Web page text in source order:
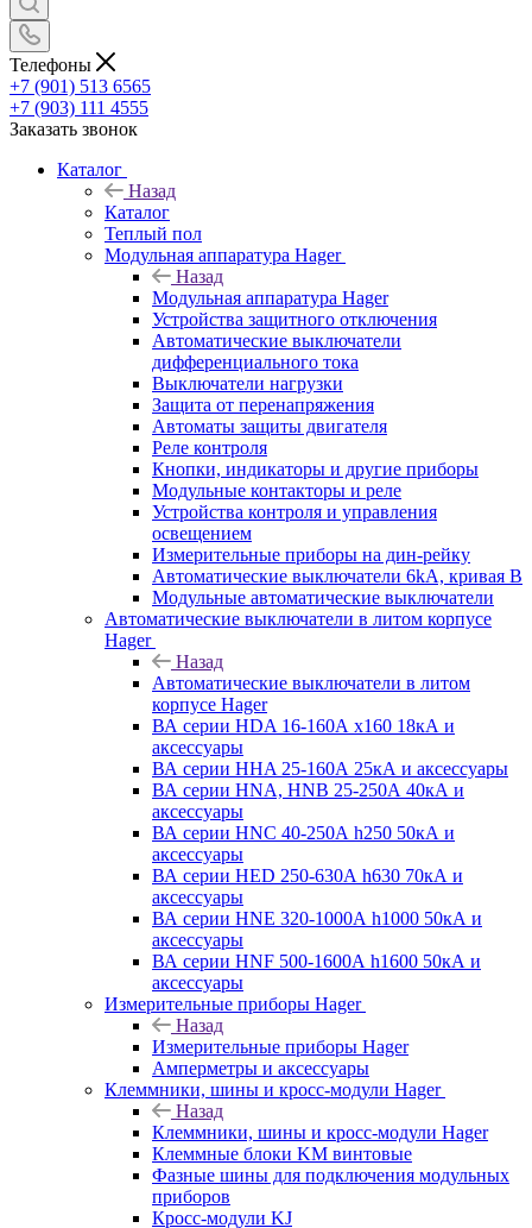
Телефоны
+7 (901) 513 6565
+7 (903) 111 4555
Заказать звонок
Каталог
Назад
Каталог
Теплый пол
Модульная аппаратура Hager
Назад
Модульная аппаратура Hager
Устройства защитного отключения
Автоматические выключатели
дифференциального тока
Выключатели нагрузки
Защита от перенапряжения
Автоматы защиты двигателя
Реле контроля
Кнопки, индикаторы и другие приборы
Модульные контакторы и реле
Устройства контроля и управления
освещением
Измерительные приборы на дин-рейку
Автоматические выключатели 6kA, кривая В
Модульные автоматические выключатели
Автоматические выключатели в литом корпусе
Hager
Назад
Автоматические выключатели в литом
корпусе Hager
ВА серии HDA 16-160А x160 18кА и
аксессуары
ВА серии HHA 25-160А 25кА и аксессуары
ВА серии HNA, HNB 25-250А 40кА и
аксессуары
ВА серии HNC 40-250А h250 50кА и
аксессуары
ВА серии HED 250-630А h630 70кА и
аксессуары
ВА серии HNE 320-1000А h1000 50кА и
аксессуары
ВА серии HNF 500-1600А h1600 50кА и
аксессуары
Измерительные приборы Hager
Назад
Измерительные приборы Hager
Амперметры и аксессуары
Клеммники, шины и кросс-модули Hager
Назад
Клеммники, шины и кросс-модули Hager
Клеммные блоки KM винтовые
Фазные шины для подключения модульных
приборов
Кросс-модули KJ